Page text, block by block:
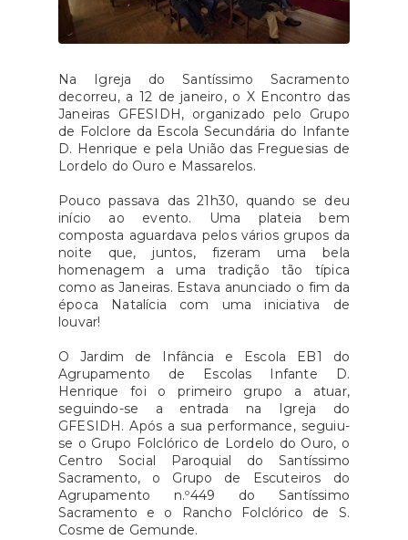
Na Igreja do Santíssimo Sacramento
decorreu, a 12 de janeiro, o X Encontro das
Janeiras GFESIDH, organizado pelo Grupo
de Folclore da Escola Secundária do Infante
D. Henrique e pela União das Freguesias de
Lordelo do Ouro e Massarelos.
Pouco passava das 21h30, quando se deu
início ao evento. Uma plateia bem
composta aguardava pelos vários grupos da
noite que, juntos, fizeram uma bela
homenagem a uma tradição tão típica
como as Janeiras. Estava anunciado o fim da
época Natalícia com uma iniciativa de
louvar!
O Jardim de Infância e Escola EB1 do
Agrupamento de Escolas Infante D.
Henrique foi o primeiro grupo a atuar,
seguindo-se a entrada na Igreja do
GFESIDH. Após a sua performance, seguiu-
se o Grupo Folclórico de Lordelo do Ouro, o
Centro Social Paroquial do Santíssimo
Sacramento, o Grupo de Escuteiros do
Agrupamento n.º449 do Santíssimo
Sacramento e o Rancho Folclórico de S.
Cosme de Gemunde.